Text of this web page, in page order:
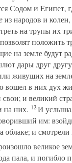
Содом и Египет,
из народов и
на трупы их
положить
на земле будут
дары друг
живущих на
вошел в них дух
и великий
на них. 12И
им:
облаке; и
великое
пала, и погибло